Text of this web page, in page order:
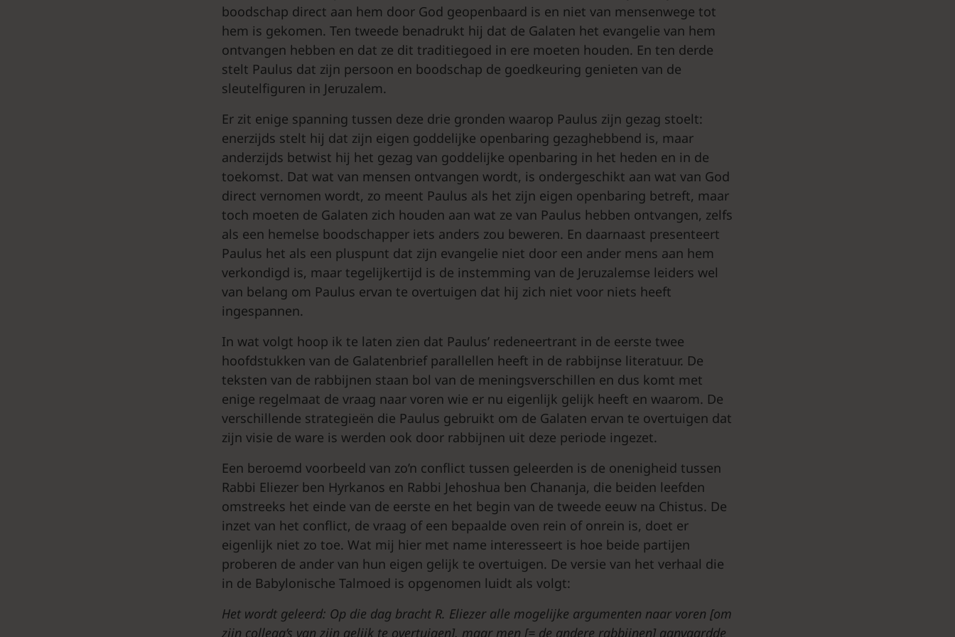
boodschap direct aan hem door God geopenbaard is en niet van mensenwege tot
hem is gekomen. Ten tweede benadrukt hij dat de Galaten het evangelie van hem
ontvangen hebben en dat ze dit traditiegoed in ere moeten houden. En ten derde
stelt Paulus dat zijn persoon en boodschap de goedkeuring genieten van de
sleutelfiguren in Jeruzalem.
Er zit enige spanning tussen deze drie gronden waarop Paulus zijn gezag stoelt:
enerzijds stelt hij dat zijn eigen goddelijke openbaring gezaghebbend is, maar
anderzijds betwist hij het gezag van goddelijke openbaring in het heden en in de
toekomst. Dat wat van mensen ontvangen wordt, is ondergeschikt aan wat van God
direct vernomen wordt, zo meent Paulus als het zijn eigen openbaring betreft, maar
toch moeten de Galaten zich houden aan wat ze van Paulus hebben ontvangen, zelfs
als een hemelse boodschapper iets anders zou beweren. En daarnaast presenteert
Paulus het als een pluspunt dat zijn evangelie niet door een ander mens aan hem
verkondigd is, maar tegelijkertijd is de instemming van de Jeruzalemse leiders wel
van belang om Paulus ervan te overtuigen dat hij zich niet voor niets heeft
ingespannen.
In wat volgt hoop ik te laten zien dat Paulus’ redeneertrant in de eerste twee
hoofdstukken van de Galatenbrief parallellen heeft in de rabbijnse literatuur. De
teksten van de rabbijnen staan bol van de meningsverschillen en dus komt met
enige regelmaat de vraag naar voren wie er nu eigenlijk gelijk heeft en waarom. De
verschillende strategieën die Paulus gebruikt om de Galaten ervan te overtuigen dat
zijn visie de ware is werden ook door rabbijnen uit deze periode ingezet.
Een beroemd voorbeeld van zo’n conflict tussen geleerden is de onenigheid tussen
Rabbi Eliezer ben Hyrkanos en Rabbi Jehoshua ben Chananja, die beiden leefden
omstreeks het einde van de eerste en het begin van de tweede eeuw na Chistus. De
inzet van het conflict, de vraag of een bepaalde oven rein of onrein is, doet er
eigenlijk niet zo toe. Wat mij hier met name interesseert is hoe beide partijen
proberen de ander van hun eigen gelijk te overtuigen. De versie van het verhaal die
in de Babylonische Talmoed is opgenomen luidt als volgt:
Het wordt geleerd: Op die dag bracht R. Eliezer alle mogelijke argumenten naar voren [om
zijn collega’s van zijn gelijk te overtuigen], maar men [= de andere rabbijnen] aanvaardde